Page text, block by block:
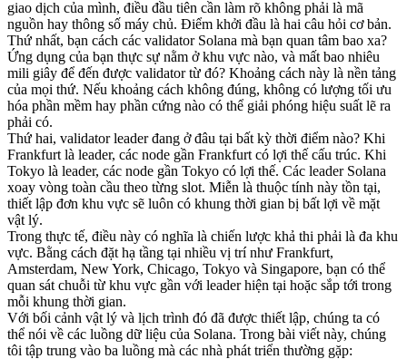
giao dịch của mình, điều đầu tiên cần làm rõ không phải là mã
nguồn hay thông số máy chủ. Điểm khởi đầu là hai câu hỏi cơ bản.
Thứ nhất, bạn cách các validator Solana mà bạn quan tâm bao xa?
Ứng dụng của bạn thực sự nằm ở khu vực nào, và mất bao nhiêu
mili giây để đến được validator từ đó? Khoảng cách này là nền tảng
của mọi thứ. Nếu khoảng cách không đúng, không có lượng tối ưu
hóa phần mềm hay phần cứng nào có thể giải phóng hiệu suất lẽ ra
phải có.
Thứ hai, validator leader đang ở đâu tại bất kỳ thời điểm nào? Khi
Frankfurt là leader, các node gần Frankfurt có lợi thế cấu trúc. Khi
Tokyo là leader, các node gần Tokyo có lợi thế. Các leader Solana
xoay vòng toàn cầu theo từng slot. Miễn là thuộc tính này tồn tại,
thiết lập đơn khu vực sẽ luôn có khung thời gian bị bất lợi về mặt
vật lý.
Trong thực tế, điều này có nghĩa là chiến lược khả thi phải là đa khu
vực. Bằng cách đặt hạ tầng tại nhiều vị trí như Frankfurt,
Amsterdam, New York, Chicago, Tokyo và Singapore, bạn có thể
quan sát chuỗi từ khu vực gần với leader hiện tại hoặc sắp tới trong
mỗi khung thời gian.
Với bối cảnh vật lý và lịch trình đó đã được thiết lập, chúng ta có
thể nói về các luồng dữ liệu của Solana. Trong bài viết này, chúng
tôi tập trung vào ba luồng mà các nhà phát triển thường gặp: